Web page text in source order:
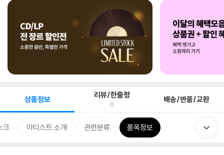
상품정보 리뷰/한줄평
0 배송/반품/교환
크 아티스트 소개 관련분류 품목정보